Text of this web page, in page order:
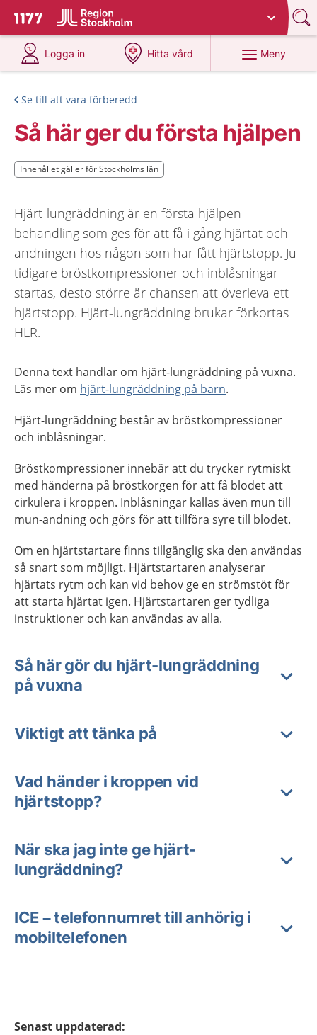
Till startsidan för 1177
Du har valt region
Logga in
på 1177.se
Hitta vård
på 1177.se
Meny
Se till att vara förberedd
Så här ger du första hjälpen
Innehållet gäller för Stockholms län
Innehållet gäller för Stockholms län
Hjärt-lungräddning är en första hjälpen-
behandling som ges för att få i gång hjärtat och
andningen hos någon som har fått hjärtstopp. Ju
tidigare bröstkompressioner och inblåsningar
startas, desto större är chansen att överleva ett
hjärtstopp. Hjärt-lungräddning brukar förkortas
HLR.
Denna text handlar om hjärt-lungräddning på vuxna.
Läs mer om hjärt-lungräddning på barn.
Hjärt-lungräddning består av bröstkompressioner
och inblåsningar.
Bröstkompressioner innebär att du trycker rytmiskt
med händerna på bröstkorgen för att få blodet att
cirkulera i kroppen. Inblåsningar kallas även mun till
mun-andning och görs för att tillföra syre till blodet.
Om en hjärtstartare finns tillgänglig ska den användas
så snart som möjligt. Hjärtstartaren analyserar
hjärtats rytm och kan vid behov ge en strömstöt för
att starta hjärtat igen. Hjärtstartaren ger tydliga
instruktioner och kan användas av alla.
Så här gör du hjärt-lungräddning
på vuxna
Viktigt att tänka på
Vad händer i kroppen vid
hjärtstopp?
När ska jag inte ge hjärt-
lungräddning?
ICE – telefonnumret till anhörig i
mobiltelefonen
Senast uppdaterad: